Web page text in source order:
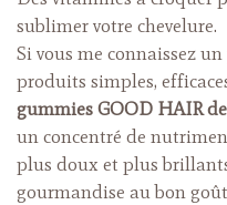
sublimer votre chevelure.
Si vous me connaissez un
produits simples,
gummies GOOD HAIR
un concentré de
plus doux et plus
gourmandise au bon